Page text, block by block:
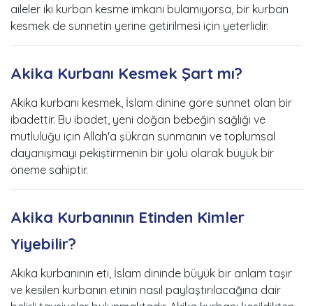
aileler iki kurban kesme imkanı bulamıyorsa, bir kurban
kesmek de sünnetin yerine getirilmesi için yeterlidir.
Akika Kurbanı Kesmek Şart mı?
Akika kurbanı kesmek, İslam dinine göre sünnet olan bir
ibadettir. Bu ibadet, yeni doğan bebeğin sağlığı ve
mutluluğu için Allah'a şükran sunmanın ve toplumsal
dayanışmayı pekiştirmenin bir yolu olarak büyük bir
öneme sahiptir.
Akika Kurbanının Etinden Kimler
Yiyebilir?
Akika kurbanının eti, İslam dininde büyük bir anlam taşır
ve kesilen kurbanın etinin nasıl paylaştırılacağına dair